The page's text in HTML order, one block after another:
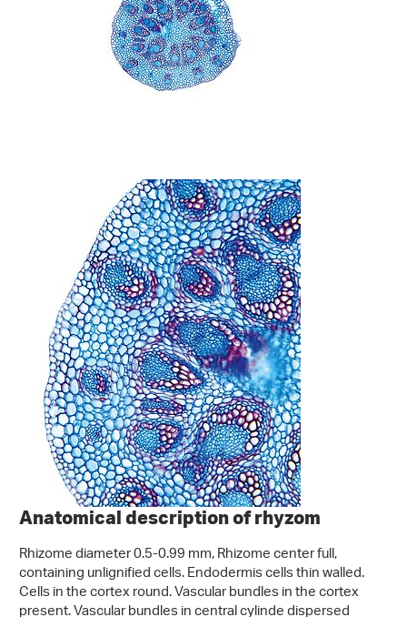
Anatomical description of rhyzom
Rhizome diameter 0.5-0.99 mm, Rhizome center full,
containing unlignified cells. Endodermis cells thin walled.
Cells in the cortex round. Vascular bundles in the cortex